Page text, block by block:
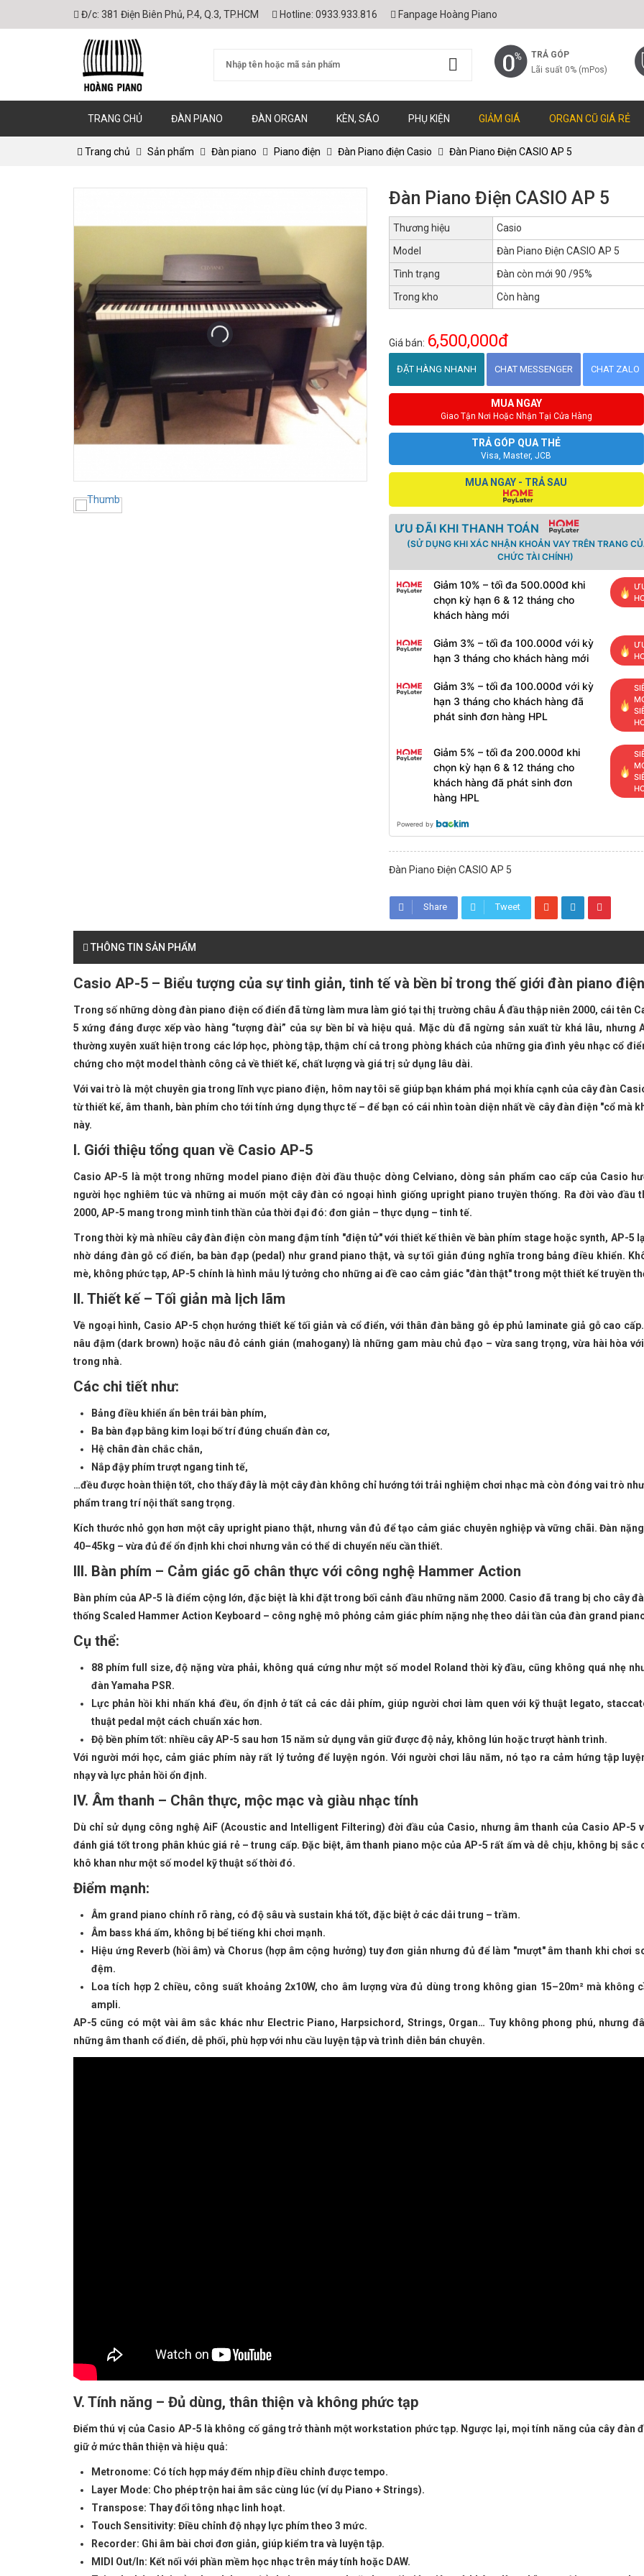
Đ/c: 381 Điện Biên Phủ, P.4, Q.3, TP.HCM Hotline: 0933.933.816 Fanpage Hoàng Piano
TRẢ GÓP
Lãi suất 0% (mPos)
TRANG CHỦ ĐÀN PIANO ĐÀN ORGAN KÈN, SÁO PHỤ KIỆN GIẢM GIÁ ORGAN CŨ GIÁ RẺ
Trang chủ Sản phẩm Đàn piano Piano điện Đàn Piano điện Casio Đàn Piano Điện CASIO AP 5
Đàn Piano Điện CASIO AP 5
Thương hiệu
Casio
Model
Đàn Piano Điện CASIO AP 5
Tình trạng
Đàn còn mới 90 /95%
Trong kho
Còn hàng
Giá bán: 6,500,000đ
ĐẶT HÀNG NHANH CHAT MESSENGER CHAT ZALO
MUA NGAY
Giao Tận Nơi Hoặc Nhận Tại Cửa Hàng
TRẢ GÓP QUA THẺ
Visa, Master, JCB
MUA NGAY - TRẢ SAU
ƯU ĐÃI KHI THANH TOÁN
(SỬ DỤNG KHI XÁC NHẬN KHOẢN VAY TRÊN TRANG
CHỨC TÀI CHÍNH)
Giảm 10% – tối đa 500.000đ khi
chọn kỳ hạn 6 & 12 tháng cho
khách hàng mới
Giảm 3% – tối đa 100.000đ với kỳ
hạn 3 tháng cho khách hàng mới
Giảm 3% – tối đa 100.000đ với kỳ
hạn 3 tháng cho khách hàng đã
phát sinh đơn hàng HPL
Giảm 5% – tối đa 200.000đ khi
chọn kỳ hạn 6 & 12 tháng cho
khách hàng đã phát sinh đơn
hàng HPL
Powered by
Đàn Piano Điện CASIO AP 5
Share Tweet
THÔNG TIN SẢN PHẨM
Casio AP-5 – Biểu tượng của sự tinh giản, tinh tế và bền bỉ trong thế giới đàn piano điện
Trong số những dòng đàn piano điện cổ điển đã từng làm mưa làm gió tại thị trường châu Á đầu thập niên 2000, cái tên
5 xứng đáng được xếp vào hàng “tượng đài” của sự bền bỉ và hiệu quả. Mặc dù đã ngừng sản xuất từ khá lâu, nhưng
thường xuyên xuất hiện trong các lớp học, phòng tập, thậm chí cả trong phòng khách của những gia đình yêu nhạc cổ
chứng cho một model thành công cả về thiết kế, chất lượng và giá trị sử dụng lâu dài.
Với vai trò là một chuyên gia trong lĩnh vực piano điện, hôm nay tôi sẽ giúp bạn khám phá mọi khía cạnh của cây đàn
từ thiết kế, âm thanh, bàn phím cho tới tính ứng dụng thực tế – để bạn có cái nhìn toàn diện nhất về cây đàn điện "cổ mà
này.
I. Giới thiệu tổng quan về Casio AP-5
Casio AP-5 là một trong những model piano điện đời đầu thuộc dòng Celviano, dòng sản phẩm cao cấp của Casio
người học nghiêm túc và những ai muốn một cây đàn có ngoại hình giống upright piano truyền thống. Ra đời vào đầu
2000, AP-5 mang trong mình tinh thần của thời đại đó: đơn giản – thực dụng – tinh tế.
Trong thời kỳ mà nhiều cây đàn điện còn mang đậm tính "điện tử" với thiết kế thiên về bàn phím stage hoặc synth, AP-5
nhờ dáng đàn gỗ cổ điển, ba bàn đạp (pedal) như grand piano thật, và sự tối giản đúng nghĩa trong bảng điều khiển.
mè, không phức tạp, AP-5 chính là hình mẫu lý tưởng cho những ai đề cao cảm giác "đàn thật" trong một thiết kế truyền
II. Thiết kế – Tối giản mà lịch lãm
Về ngoại hình, Casio AP-5 chọn hướng thiết kế tối giản và cổ điển, với thân đàn bằng gỗ ép phủ laminate giả gỗ cao
nâu đậm (dark brown) hoặc nâu đỏ cánh gián (mahogany) là những gam màu chủ đạo – vừa sang trọng, vừa hài hòa
trong nhà.
Các chi tiết như:
Bảng điều khiển ẩn bên trái bàn phím,
Ba bàn đạp bằng kim loại bố trí đúng chuẩn đàn cơ,
Hệ chân đàn chắc chắn,
Nắp đậy phím trượt ngang tinh tế,
…đều được hoàn thiện tốt, cho thấy đây là một cây đàn không chỉ hướng tới trải nghiệm chơi nhạc mà còn đóng vai trò
phẩm trang trí nội thất sang trọng.
Kích thước nhỏ gọn hơn một cây upright piano thật, nhưng vẫn đủ để tạo cảm giác chuyên nghiệp và vững chãi. Đàn
40–45kg – vừa đủ để ổn định khi chơi nhưng vẫn có thể di chuyển nếu cần thiết.
III. Bàn phím – Cảm giác gõ chân thực với công nghệ Hammer Action
Bàn phím của AP-5 là điểm cộng lớn, đặc biệt là khi đặt trong bối cảnh đầu những năm 2000. Casio đã trang bị cho cây
thống Scaled Hammer Action Keyboard – công nghệ mô phỏng cảm giác phím nặng nhẹ theo dải tần của đàn grand
Cụ thể:
88 phím full size, độ nặng vừa phải, không quá cứng như một số model Roland thời kỳ đầu, cũng không quá nhẹ
đàn Yamaha PSR.
Lực phản hồi khi nhấn khá đều, ổn định ở tất cả các dải phím, giúp người chơi làm quen với kỹ thuật legato,
thuật pedal một cách chuẩn xác hơn.
Độ bền phím tốt: nhiều cây AP-5 sau hơn 15 năm sử dụng vẫn giữ được độ nảy, không lún hoặc trượt hành trình.
Với người mới học, cảm giác phím này rất lý tưởng để luyện ngón. Với người chơi lâu năm, nó tạo ra cảm hứng tập
nhạy và lực phản hồi ổn định.
IV. Âm thanh – Chân thực, mộc mạc và giàu nhạc tính
Dù chỉ sử dụng công nghệ AiF (Acoustic and Intelligent Filtering) đời đầu của Casio, nhưng âm thanh của Casio AP-5
đánh giá tốt trong phân khúc giá rẻ – trung cấp. Đặc biệt, âm thanh piano mộc của AP-5 rất ấm và dễ chịu, không bị sắc
khô khan như một số model kỹ thuật số thời đó.
Điểm mạnh:
Âm grand piano chính rõ ràng, có độ sâu và sustain khá tốt, đặc biệt ở các dải trung – trầm.
Âm bass khá ấm, không bị bể tiếng khi chơi mạnh.
Hiệu ứng Reverb (hồi âm) và Chorus (hợp âm cộng hưởng) tuy đơn giản nhưng đủ để làm "mượt" âm thanh khi chơi
đệm.
Loa tích hợp 2 chiều, công suất khoảng 2x10W, cho âm lượng vừa đủ dùng trong không gian 15–20m² mà không
ampli.
AP-5 cũng có một vài âm sắc khác như Electric Piano, Harpsichord, Strings, Organ… Tuy không phong phú, nhưng
những âm thanh cổ điển, dễ phối, phù hợp với nhu cầu luyện tập và trình diễn bán chuyên.
V. Tính năng – Đủ dùng, thân thiện và không phức tạp
Điểm thú vị của Casio AP-5 là không cố gắng trở thành một workstation phức tạp. Ngược lại, mọi tính năng của cây đàn
giữ ở mức thân thiện và hiệu quả:
Metronome: Có tích hợp máy đếm nhịp điều chỉnh được tempo.
Layer Mode: Cho phép trộn hai âm sắc cùng lúc (ví dụ Piano + Strings).
Transpose: Thay đổi tông nhạc linh hoạt.
Touch Sensitivity: Điều chỉnh độ nhạy lực phím theo 3 mức.
Recorder: Ghi âm bài chơi đơn giản, giúp kiểm tra và luyện tập.
MIDI Out/In: Kết nối với phần mềm học nhạc trên máy tính hoặc DAW.